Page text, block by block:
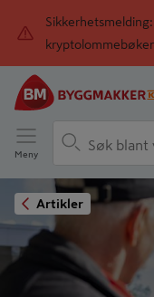
Meny
Artikler